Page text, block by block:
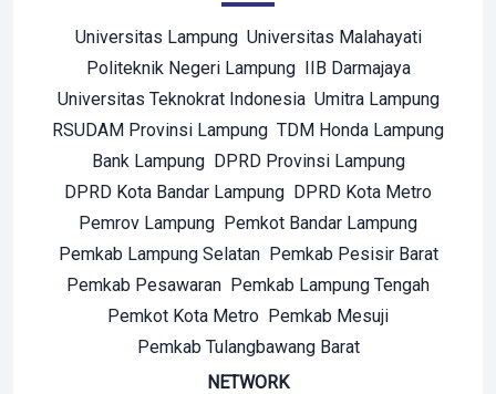
Universitas Lampung Universitas Malahayati
Politeknik Negeri Lampung IIB Darmajaya
Universitas Teknokrat Indonesia Umitra Lampung
RSUDAM Provinsi Lampung TDM Honda Lampung
Bank Lampung DPRD Provinsi Lampung
DPRD Kota Bandar Lampung DPRD Kota Metro
Pemrov Lampung Pemkot Bandar Lampung
Pemkab Lampung Selatan Pemkab Pesisir Barat
Pemkab Pesawaran Pemkab Lampung Tengah
Pemkot Kota Metro Pemkab Mesuji
Pemkab Tulangbawang Barat
NETWORK